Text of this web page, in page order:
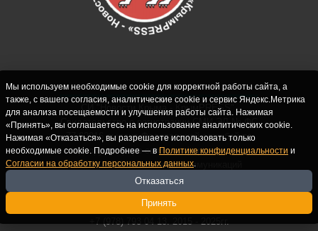
СИ "Новости Крыма - КрымPRESS".
Свидетельство о регистрации СМИ ЭЛ № ФС
77-62916 выдано Федеральной службой по
надзору в сфере связи, информационных
технологий и массовых коммуникаций
(Роскомнадзор) 10.09.2015. Учредитель и
главный редактор: Крутских С.М. Почта:
crimearfinfo@yandex.ru. Телефон Редакции:
+7 (978) 793 04 13. 2015 - 2025гг.
Мы используем необходимые cookie для корректной работы сайта, а
также, с вашего согласия, аналитические cookie и сервис Яндекс.Метрика
для анализа посещаемости и улучшения работы сайта. Нажимая
«Принять», вы соглашаетесь на использование аналитических cookie.
Нажимая «Отказаться», вы разрешаете использовать только
необходимые cookie. Подробнее — в Политике конфиденциальности и
Согласии на обработку персональных данных.
Отказаться
Принять